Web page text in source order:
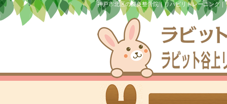
神戸市北区の鍼灸整骨院｜リハビリトレーニング